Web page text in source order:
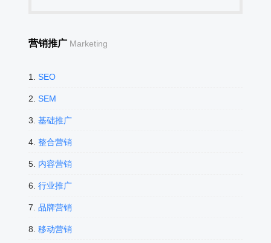
营销推广 Marketing
1. SEO
2. SEM
3. 基础推广
4. 整合营销
5. 内容营销
6. 行业推广
7. 品牌营销
8. 移动营销